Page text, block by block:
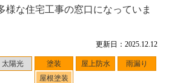
更新日：2025.12.12
太陽光
塗装
屋根塗装
屋上防水 雨漏り
様な住宅工事の窓口になっていま